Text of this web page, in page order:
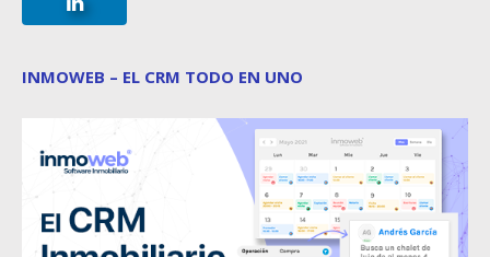
INMOWEB – EL CRM TODO EN UNO